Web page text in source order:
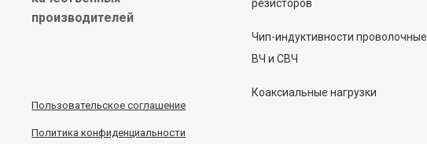
производителей
Пользовательское соглашение
Политика конфиденциальности
резисторов
Чип-индуктивности проволочные
ВЧ и СВЧ
Коаксиальные нагрузки